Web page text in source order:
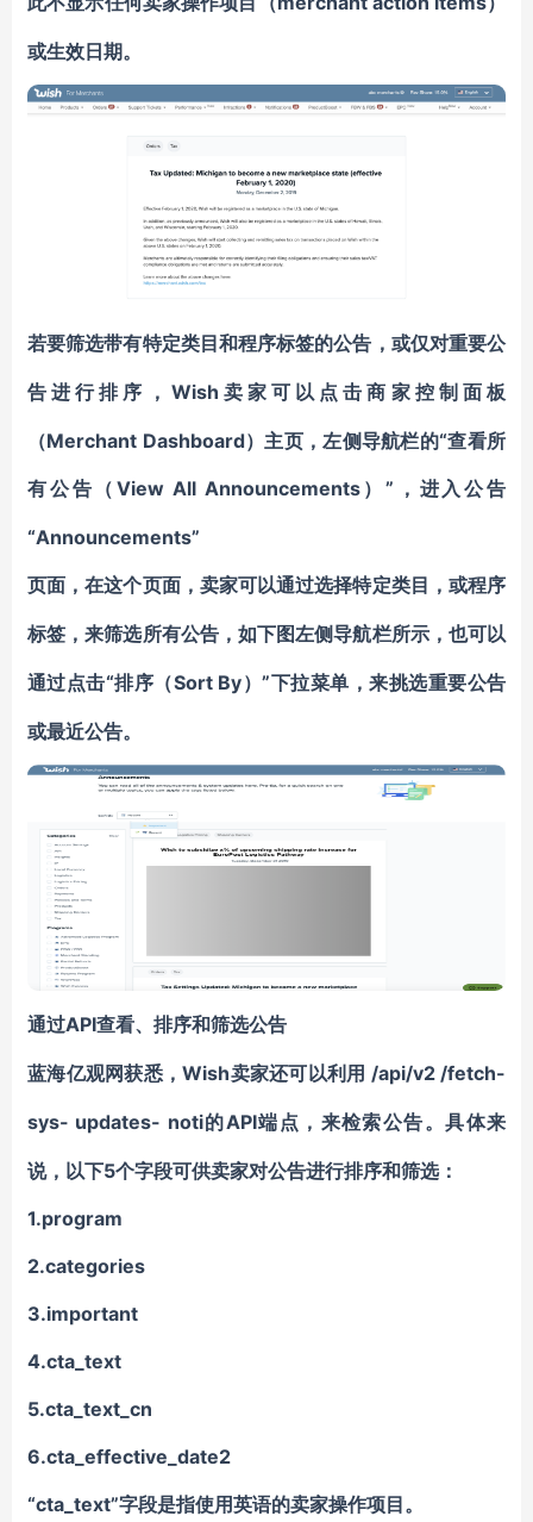
或生效日期。
若要筛选带有特定类目和程序标签的公告，或仅对重要公
告进行排序， Wish卖家可以点击商家控制面板
（Merchant Dashboard）主页，左侧导航栏的“查看所
有公告（View All Announcements）”，进入公告
“Announcements”
页面，在这个页面，卖家可以通过选择特定类目，或程序
标签，来筛选所有公告，如下图左侧导航栏所示，也可以
通过点击“排序（Sort By）”下拉菜单，来挑选重要公告
或最近公告。
通过API查看、排序和筛选公告
蓝海亿观网获悉，Wish卖家还可以利用 /api/v2 /fetch-
sys- updates- noti的API端点，来检索公告。具体来
说，以下5个字段可供卖家对公告进行排序和筛选：
1.program
2.categories
3.important
4.cta_text
5.cta_text_cn
6.cta_effective_date2
“cta_text”字段是指使用英语的卖家操作项目。